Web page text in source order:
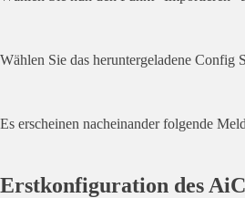
Wählen Sie das heruntergeladene Config
Es erscheinen nacheinander folgende
Erstkonfiguration des